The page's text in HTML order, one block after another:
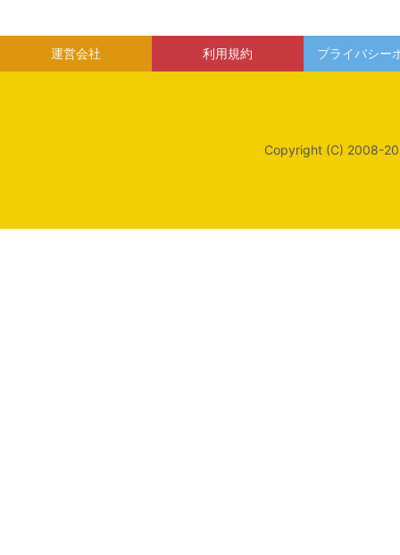
運営会社 利用規約 プライバシー
Copyright (C) 2008-